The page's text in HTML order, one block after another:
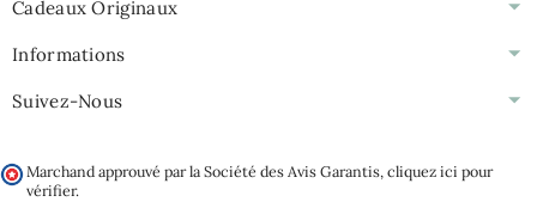
Cadeaux Originaux
Informations
Suivez-Nous
Marchand approuvé par la Société des Avis Garantis, cliquez ici pour
vérifier.